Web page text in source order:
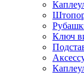
Ключ